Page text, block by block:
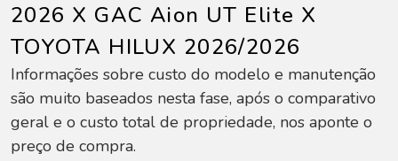
2026 X GAC Aion UT Elite X
TOYOTA HILUX 2026/2026
Informações sobre custo do modelo e manutenção
são muito baseados nesta fase, após o comparativo
geral e o custo total de propriedade, nos aponte o
preço de compra.